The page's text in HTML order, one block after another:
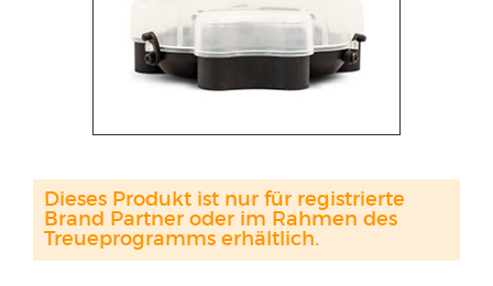
Dieses Produkt ist nur für registrierte
Brand Partner oder im Rahmen des
Treueprogramms erhältlich.